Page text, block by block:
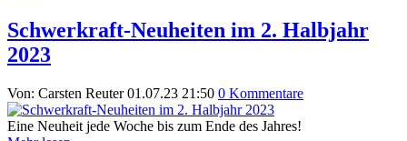
Schwerkraft-Neuheiten im 2. Halbjahr
2023
Von: Carsten Reuter 01.07.23 21:50 0 Kommentare
Eine Neuheit jede Woche bis zum Ende des Jahres!